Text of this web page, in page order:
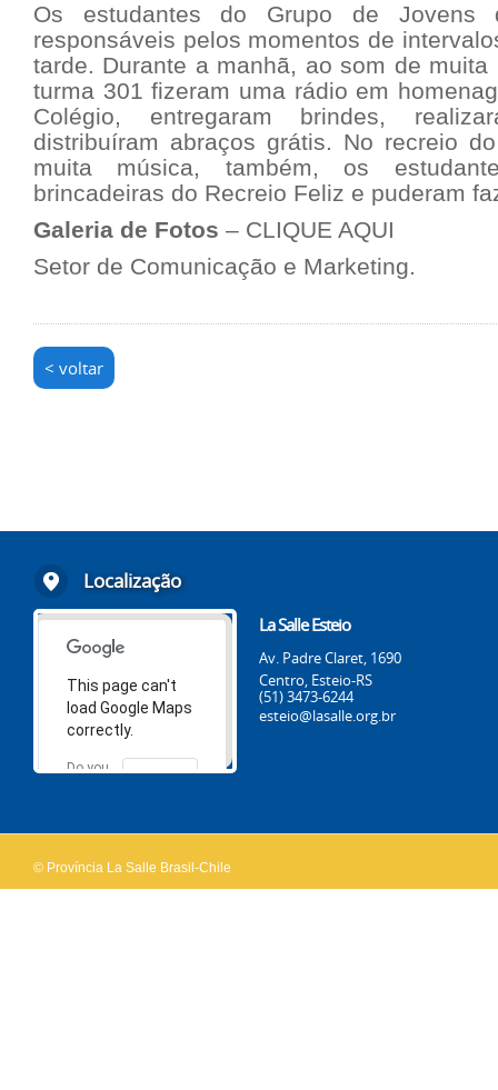
Os estudantes do Grupo de Jovens
responsáveis pelos momentos de
tarde. Durante a manhã, ao som de
turma 301 fizeram uma rádio em
Colégio, entregaram brindes,
distribuíram abraços grátis. No recreio
muita música, também, os
brincadeiras do Recreio Feliz e puderam
Galeria de Fotos – CLIQUE AQUI
Setor de Comunicação e Marketing.
< voltar
Localização
This page can't
load Google Maps
correctly.
Do you
OK
La Salle Esteio
Av. Padre Claret, 1690
Centro, Esteio-RS
(51) 3473-6244
esteio@lasalle.org.br
© Província La Salle Brasil-Chile